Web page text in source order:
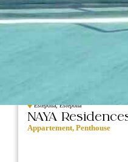
Estepona, Estepona
NAYA
Appartement, Penthouse